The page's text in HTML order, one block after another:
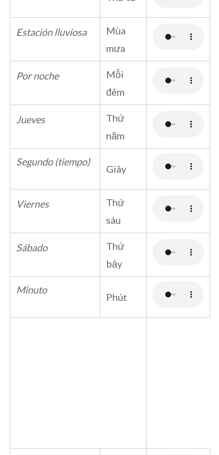
Estación lluviosa
Mùa
mưa
Por noche
Mỗi
đêm
Jueves
Thứ
năm
Segundo (tiempo)
Giây
Viernes
Thứ
sáu
Sábado
Thứ
bảy
Minuto
Phút